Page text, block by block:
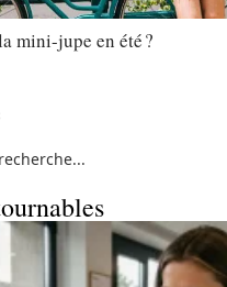
mini-jupe en été ?